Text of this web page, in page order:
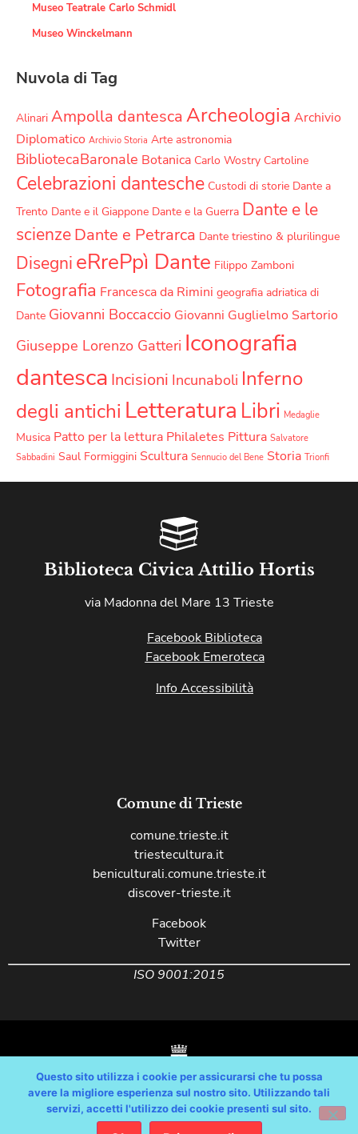
Museo Teatrale Carlo Schmidl
Museo Winckelmann
Nuvola di Tag
Alinari Ampolla dantescaArcheologia Archivio
Diplomatico Archivio Storia Arte astronomia
BibliotecaBaronale Botanica Carlo Wostry Cartoline
Celebrazioni dantesche Custodi di storie Dante a
Trento Dante e il Giappone Dante e la Guerra Dante e le
scienzeDante e Petrarca Dante triestino & plurilingue
Disegni eRrePpì Dante Filippo Zamboni
Fotografia Francesca da Rimini geografia adriatica di
Dante Giovanni Boccaccio Giovanni Guglielmo Sartorio
Giuseppe Lorenzo Gatteri Iconografia
dantesca Incisioni Incunaboli Inferno
degli antichi Letteratura Libri Medaglie
Musica Patto per la lettura Philaletes Pittura Salvatore
Sabbadini Saul Formiggini Scultura Sennucio del Bene Storia Trionfi
Biblioteca Civica Attilio Hortis
via Madonna del Mare 13 Trieste
Facebook Biblioteca
Facebook Emeroteca
Info Accessibilità
Comune di Trieste
comune.trieste.it
triestecultura.it
beniculturali.comune.trieste.it
discover-trieste.it
Facebook
Twitter
ISO 9001:2015
Copyright © Comune di Trieste – partita Iva 00210240321 – tutti i diritti
Questo sito utilizza i cookie per assicurarsi che tu possa
avere la migliore esperienza sul nostro sito. Utilizzando tali
servizi, accetti l'utilizzo dei cookie presenti sul sito.